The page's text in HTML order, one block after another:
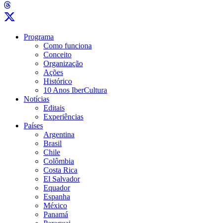
Programa
Como funciona
Conceito
Organização
Ações
Histórico
10 Anos IberCultura
Notícias
Editais
Experiências
Países
Argentina
Brasil
Chile
Colômbia
Costa Rica
El Salvador
Equador
Espanha
México
Panamá